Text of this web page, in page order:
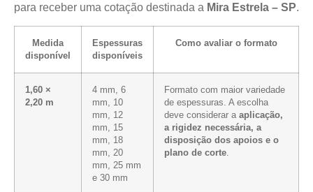
para receber uma cotação destinada a Mira Estrela – SP.
Medida
disponível
Espessuras
disponíveis
Como avaliar o formato
1,60 ×
2,20 m
4 mm, 6
mm, 10
mm, 12
mm, 15
mm, 18
mm, 20
mm, 25 mm
e 30 mm
Formato com maior variedade
de espessuras. A escolha
deve considerar a aplicação,
a rigidez necessária, a
disposição dos apoios e o
plano de corte.